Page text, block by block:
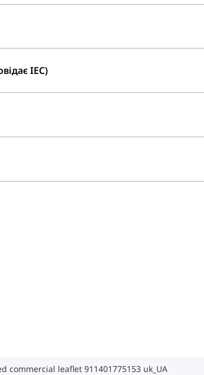
IEC)
commercial leaflet 911401775153 uk_UA